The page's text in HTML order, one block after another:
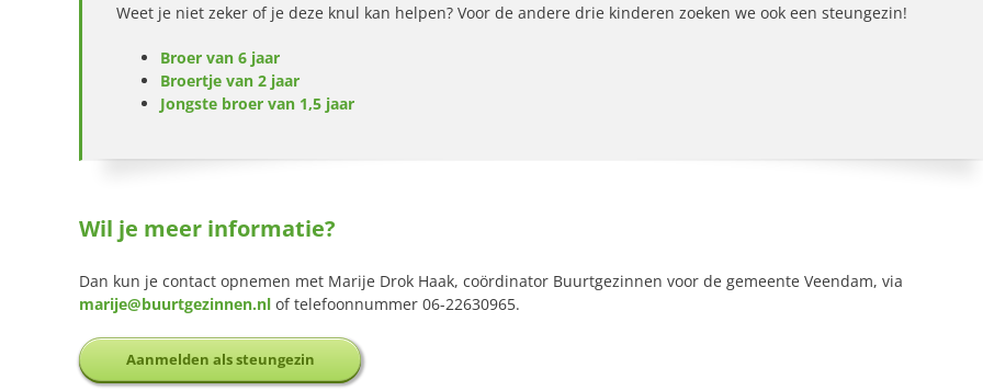
Weet je niet zeker of je deze knul kan helpen? Voor de andere drie kinderen zoeken we ook een steungezin!
Broer van 6 jaar
Broertje van 2 jaar
Jongste broer van 1,5 jaar
Wil je meer informatie?
Dan kun je contact opnemen met Marije Drok Haak, coördinator Buurtgezinnen voor de gemeente Veendam, via
marije@buurtgezinnen.nl of telefoonnummer 06-22630965.
Aanmelden als steungezin